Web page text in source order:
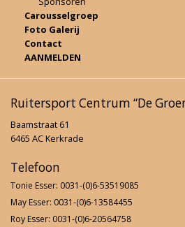
Carousselgroep
Foto Galerij
Contact
AANMELDEN
Ruitersport Centrum “De
Baamstraat 61
6465 AC Kerkrade
Telefoon
Tonie Esser: 0031-(0)6-53519085
May Esser: 0031-(0)6-13584455
Roy Esser: 0031-(0)6-20564758